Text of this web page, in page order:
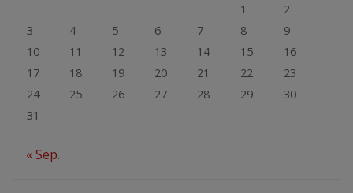
1
2
3
4 5 6 7 8
9
10
11 12 13 14 15
16
17
18 19 20 21 22
23
24
25 26 27 28 29
30
31
« Sep.